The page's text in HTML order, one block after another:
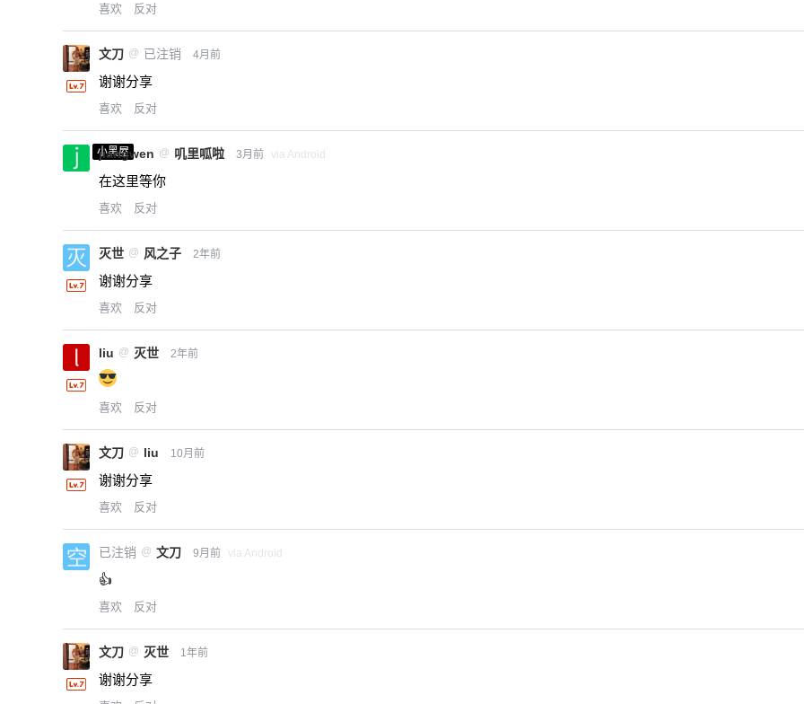
喜欢 反对
文刀 @ 已注销 4月前
谢谢分享
喜欢 反对
小黑屋
jiangwen @ 叽里呱啦 3月前 via Android
在这里等你
喜欢 反对
灭世 @ 风之子 2年前
谢谢分享
喜欢 反对
liu @ 灭世 2年前
喜欢 反对
文刀 @ liu 10月前
谢谢分享
喜欢 反对
已注销 @ 文刀 9月前 via Android
👍
喜欢 反对
文刀 @ 灭世 1年前
谢谢分享